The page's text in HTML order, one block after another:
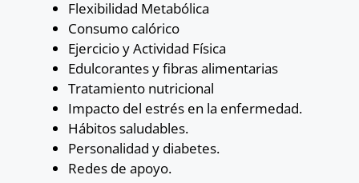
Flexibilidad Metabólica
Consumo calórico
Ejercicio y Actividad Física
Edulcorantes y fibras alimentarias
Tratamiento nutricional
Impacto del estrés en la enfermedad.
Hábitos saludables.
Personalidad y diabetes.
Redes de apoyo.